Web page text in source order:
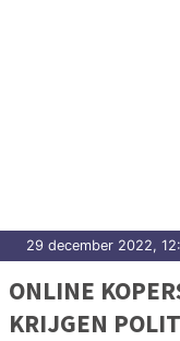
29 december 2022,
ONLINE
KRIJGEN